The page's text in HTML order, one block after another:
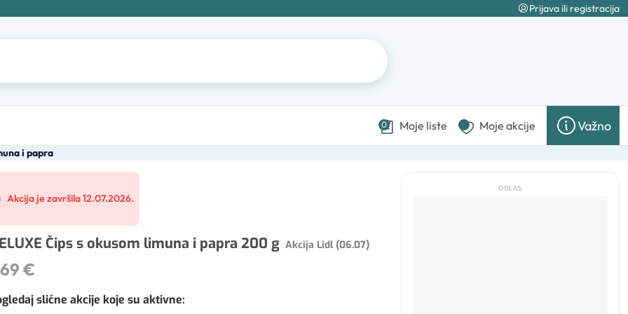
Prijava ili registracija
0 Moje liste Moje akcije Važno
i papra
Akcija je završila 12.07.2026.
Čips s okusom limuna i papra 200 g Akcija Lidl (06.07)
€
slične akcije koje su aktivne:
OGLAS